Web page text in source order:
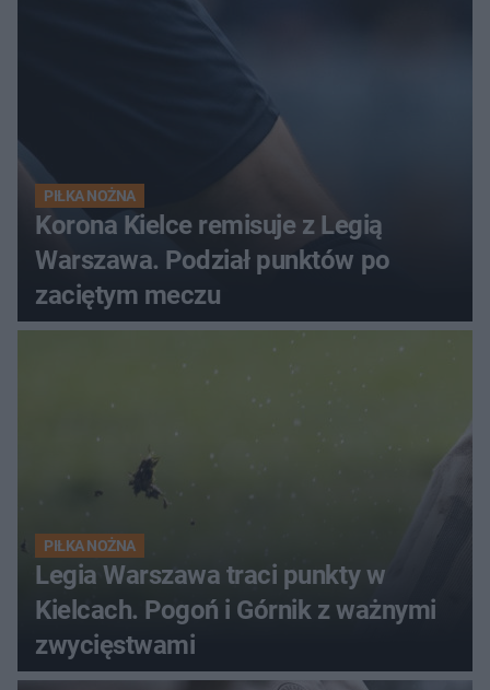
PIŁKA NOŻNA
Korona Kielce remisuje z Legią
Warszawa. Podział punktów po
zaciętym meczu
PIŁKA NOŻNA
Legia Warszawa traci punkty w
Kielcach. Pogoń i Górnik z ważnymi
zwycięstwami